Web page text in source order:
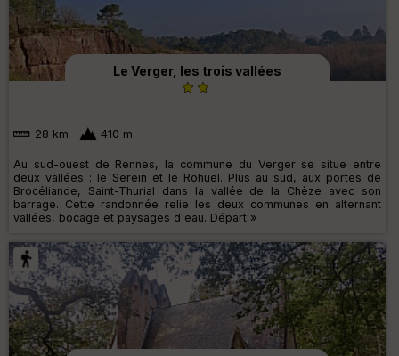
Le Verger, les trois vallées
28 km 410 m
Au sud-ouest de Rennes, la commune du Verger se situe entre
deux vallées : le Serein et le Rohuel. Plus au sud, aux portes de
Brocéliande, Saint-Thurial dans la vallée de la Chèze avec son
barrage. Cette randonnée relie les deux communes en alternant
vallées, bocage et paysages d'eau. Départ »